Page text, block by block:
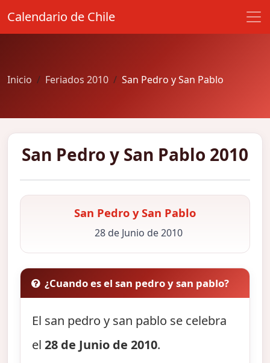
Calendario de Chile
Inicio Feriados 2010 San Pedro y San Pablo
San Pedro y San Pablo 2010
San Pedro y San Pablo
28 de Junio de 2010
¿Cuando es el san pedro y san pablo?
El san pedro y san pablo se celebra
el28 de Junio de 2010.